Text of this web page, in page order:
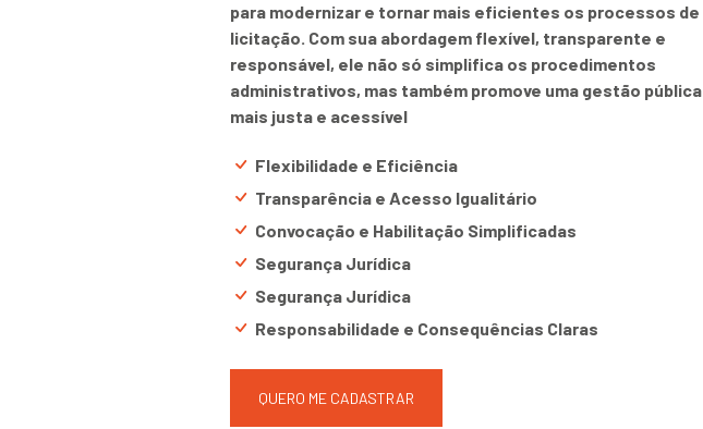
para modernizar e tornar mais eficientes os processos de
licitação. Com sua abordagem flexível, transparente e
responsável, ele não só simplifica os procedimentos
administrativos, mas também promove uma gestão pública
mais justa e acessível
Flexibilidade e Eficiência
Transparência e Acesso Igualitário
Convocação e Habilitação Simplificadas
Segurança Jurídica
Segurança Jurídica
Responsabilidade e Consequências Claras
QUERO ME CADASTRAR